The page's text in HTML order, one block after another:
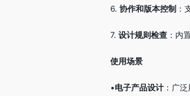
6. 协作和版本控制 ：
7. 设计规则检查 ：内
使用场景
•电子产品设计：广泛